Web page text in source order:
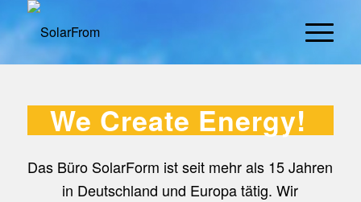
We Create Energy!
Das Büro SolarForm ist seit mehr als 15 Jahren
in Deutschland und Europa tätig. Wir